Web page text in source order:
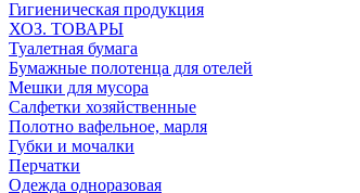
Гигиеническая продукция
ХОЗ. ТОВАРЫ
Туалетная бумага
Бумажные полотенца для отелей
Мешки для мусора
Салфетки хозяйственные
Полотно вафельное, марля
Губки и мочалки
Перчатки
Одежда одноразовая